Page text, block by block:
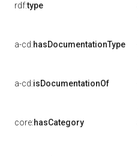
rdf:type
a-cd:hasDocumentationType
a-cd:isDocumentationOf
core:hasCategory